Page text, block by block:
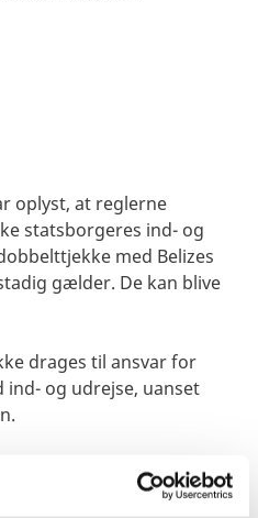
oplyst, at reglerne
statsborgeres ind- og
med Belizes
gælder. De kan blive
drages til ansvar for
og udrejse, uanset